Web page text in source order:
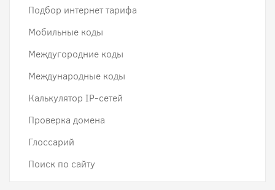
Подбор интернет тарифа
Мобильные коды
Междугородние коды
Международные коды
Калькулятор IP-сетей
Проверка домена
Глоссарий
Поиск по сайту